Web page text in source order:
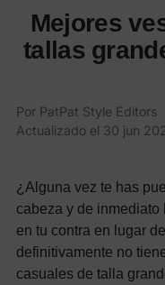
Mejores
tallas
Por PatPat Style Editors
Actualizado el 30 jun
¿Alguna vez te has
cabeza y de
en tu contra en lugar
definitivamente no
casuales de talla